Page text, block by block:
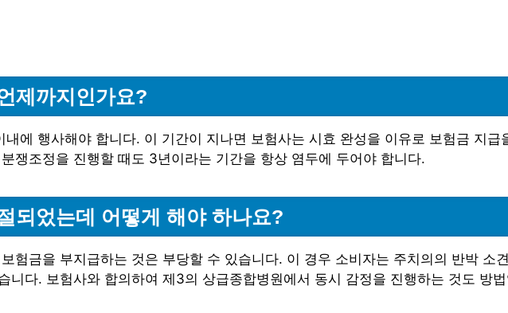
제까지인가요?
에 행사해야 합니다. 이 기간이 지나면 보험사는 시효 완성을 이유로 보험금 지급
쟁조정을 진행할 때도 3년이라는 기간을 항상 염두에 두어야 합니다.
되었는데 어떻게 해야 하나요?
험금을 부지급하는 것은 부당할 수 있습니다. 이 경우 소비자는 주치의의 반박 소
니다. 보험사와 합의하여 제3의 상급종합병원에서 동시 감정을 진행하는 것도 방